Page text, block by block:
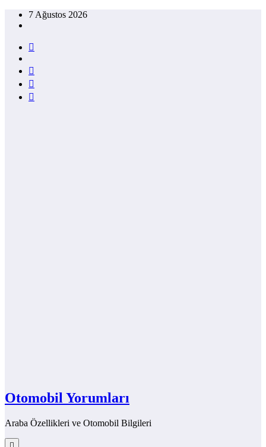
İçeriğe7 Ağustos 2026
Otomobil Yorumları
Araba Özellikleri ve Otomobil Bilgileri